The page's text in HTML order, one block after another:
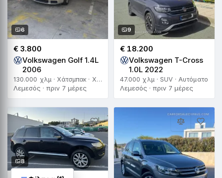
6
€ 3.800
Volkswagen Golf 1.4L
2006
130.000 χλμ · Χάτσμπακ · Χειροκίνητο
Λεμεσός · πριν 7 μέρες
9
€ 18.200
Volkswagen T-Cross
1.0L 2022
47.000 χλμ · SUV · Αυτόματο
Λεμεσός · πριν 7 μέρες
8